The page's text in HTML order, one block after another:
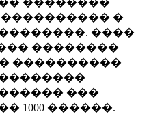
��������
�
����
��������
����������
���
1000 ������.